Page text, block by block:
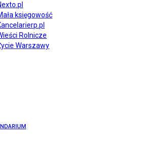
księgowość
Rolnicze
Warszawy